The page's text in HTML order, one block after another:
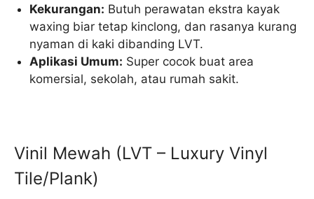
Kekurangan: Butuh perawatan ekstra kayak
waxing biar tetap kinclong, dan rasanya kurang
nyaman di kaki dibanding LVT.
Aplikasi Umum: Super cocok buat area
komersial, sekolah, atau rumah sakit.
Vinil Mewah (LVT – Luxury Vinyl
Tile/Plank)